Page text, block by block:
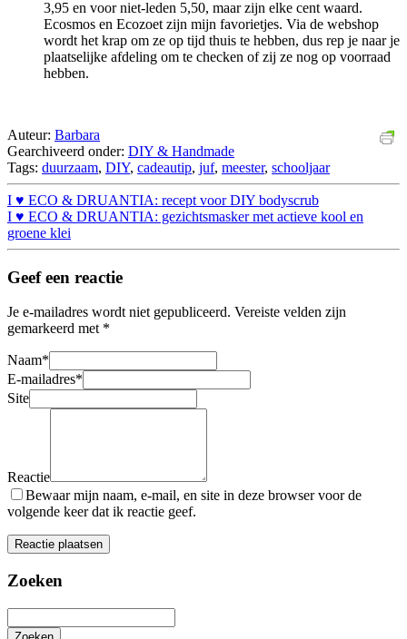
3,95 en voor niet-leden 5,50, maar zijn elke cent waard.
Ecosmos en Ecozoet zijn mijn favorietjes. Via de webshop
wordt het krap om ze op tijd thuis te hebben, dus rep je naar je
plaatselijke afdeling om te checken of zij ze nog op voorraad
hebben.
Auteur: Barbara
Gearchiveerd onder: DIY & Handmade
Tags: duurzaam, DIY, cadeautip, juf, meester, schooljaar
I ♥ ECO & DRUANTIA: recept voor DIY bodyscrub
I ♥ ECO & DRUANTIA: gezichtsmasker met actieve kool en
groene klei
Geef een reactie
Je e-mailadres wordt niet gepubliceerd. Vereiste velden zijn
gemarkeerd met *
Naam*
E-mailadres*
Site
Reactie
Bewaar mijn naam, e-mail, en site in deze browser voor de
volgende keer dat ik reactie geef.
Zoeken